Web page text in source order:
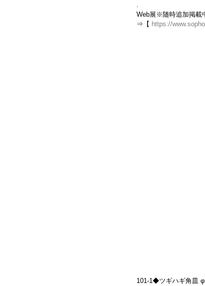
.
Web展※随時追加掲載
⇒【 https://
101-1◆ツギハギ角皿